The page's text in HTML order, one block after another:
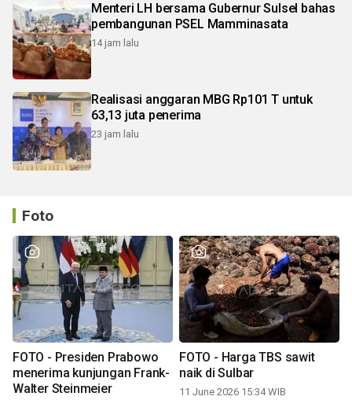
Menteri LH bersama Gubernur Sulsel bahas
pembangunan PSEL Mamminasata
14 jam lalu
Realisasi anggaran MBG Rp101 T untuk
63,13 juta penerima
23 jam lalu
Foto
FOTO - Presiden Prabowo
menerima kunjungan Frank-
Walter Steinmeier
FOTO - Harga TBS sawit
naik di Sulbar
11 June 2026 15:34 WIB